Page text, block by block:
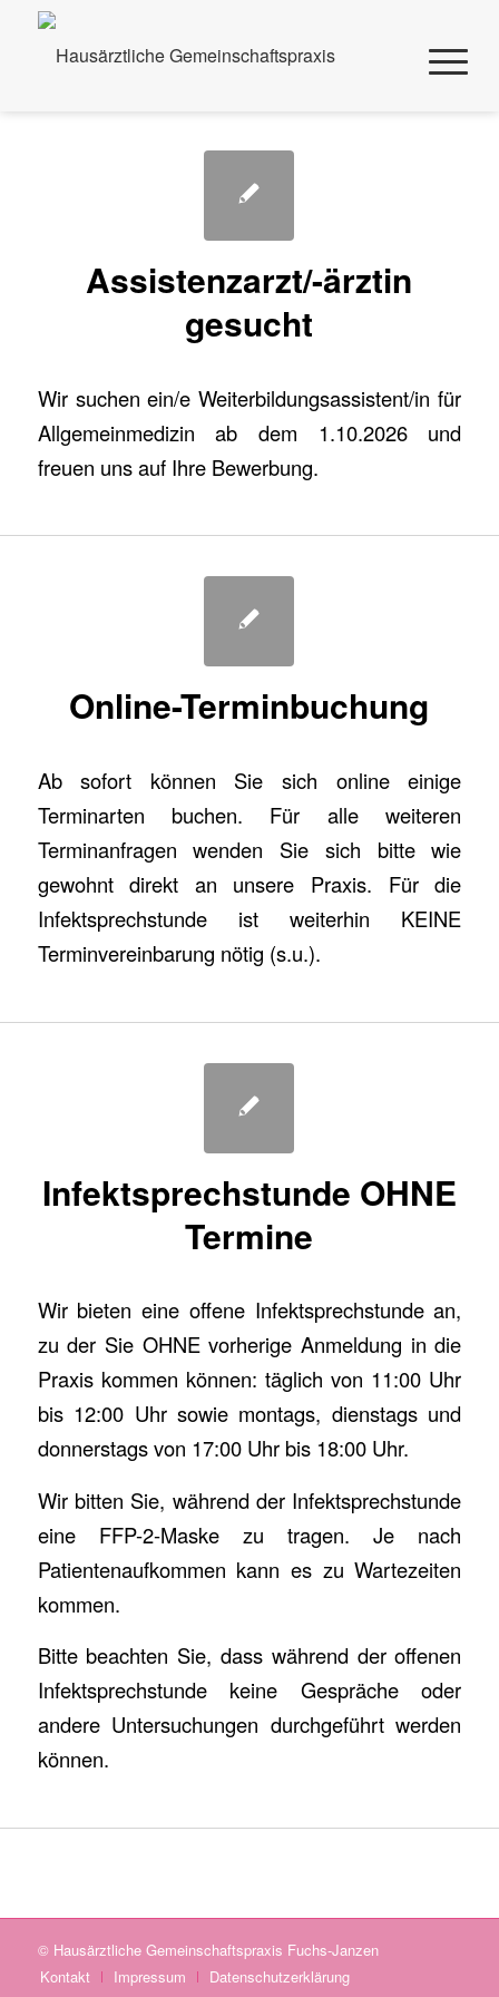
Assistenzarzt/-ärztin
gesucht
Wir suchen ein/e Weiterbildungsassistent/in für
Allgemeinmedizin ab dem 1.10.2026 und
freuen uns auf Ihre Bewerbung.
Online-Terminbuchung
Ab sofort können Sie sich online einige
Terminarten buchen. Für alle weiteren
Terminanfragen wenden Sie sich bitte wie
gewohnt direkt an unsere Praxis. Für die
Infektsprechstunde ist weiterhin KEINE
Terminvereinbarung nötig (s.u.).
Infektsprechstunde OHNE
Termine
Wir bieten eine offene Infektsprechstunde an,
zu der Sie OHNE vorherige Anmeldung in die
Praxis kommen können: täglich von 11:00 Uhr
bis 12:00 Uhr sowie montags, dienstags und
donnerstags von 17:00 Uhr bis 18:00 Uhr.
Wir bitten Sie, während der Infektsprechstunde
eine FFP-2-Maske zu tragen. Je nach
Patientenaufkommen kann es zu Wartezeiten
kommen.
Bitte beachten Sie, dass während der offenen
Infektsprechstunde keine Gespräche oder
andere Untersuchungen durchgeführt werden
können.
© Hausärztliche Gemeinschaftspraxis Fuchs-Janzen
Kontakt
Impressum Datenschutzerklärung